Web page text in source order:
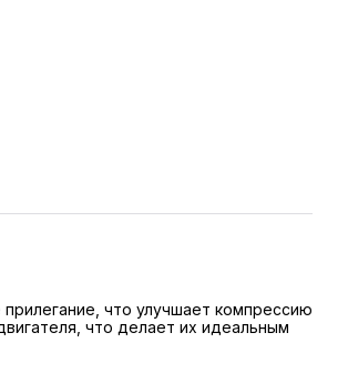
что улучшает компрессию
что делает их идеальным